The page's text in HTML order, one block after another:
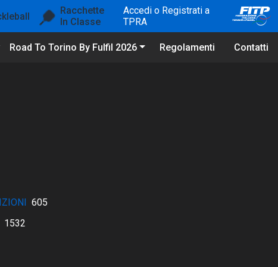
Racchette
In Classe
Accedi o Registrati a
TPRA
Road To Torino By Fulfil 2026 Regolamenti Contatti
605
1532